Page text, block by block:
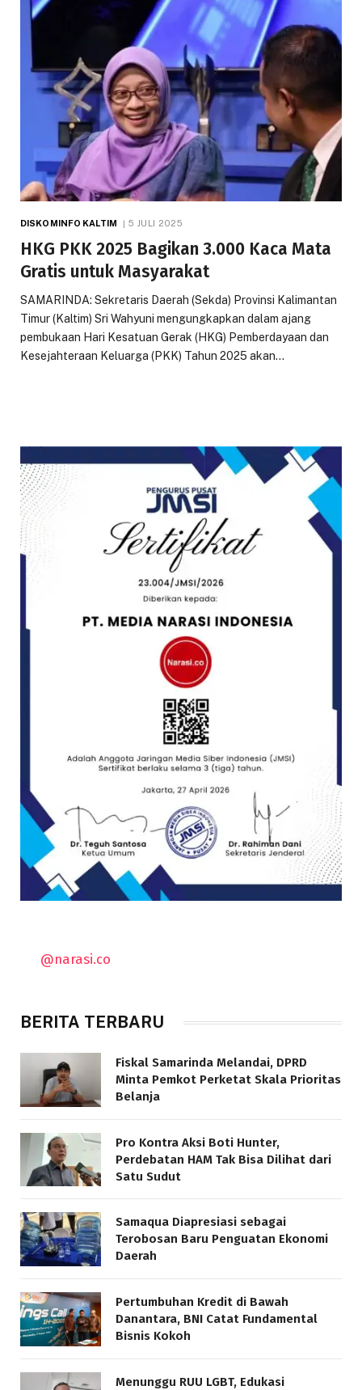
DISKOMINFO KALTIM 5 JULI 2025
HKG PKK 2025 Bagikan 3.000 Kaca Mata
Gratis untuk Masyarakat
SAMARINDA: Sekretaris Daerah (Sekda) Provinsi Kalimantan
Timur (Kaltim) Sri Wahyuni mengungkapkan dalam ajang
pembukaan Hari Kesatuan Gerak (HKG) Pemberdayaan dan
Kesejahteraan Keluarga (PKK) Tahun 2025 akan…
@narasi.co
BERITA TERBARU
Fiskal Samarinda Melandai, DPRD
Minta Pemkot Perketat Skala Prioritas
Belanja
Pro Kontra Aksi Boti Hunter,
Perdebatan HAM Tak Bisa Dilihat dari
Satu Sudut
Samaqua Diapresiasi sebagai
Terobosan Baru Penguatan Ekonomi
Daerah
Pertumbuhan Kredit di Bawah
Danantara, BNI Catat Fundamental
Bisnis Kokoh
Menunggu RUU LGBT, Edukasi